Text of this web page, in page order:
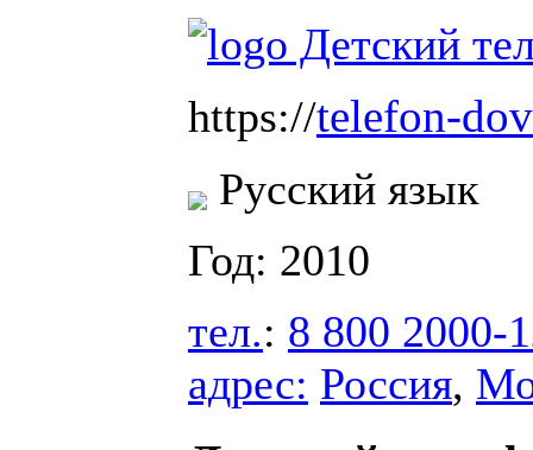
https://telefon-
Русский язык
Год: 2010
тел.: 8 800 2000-
адрес: Россия,